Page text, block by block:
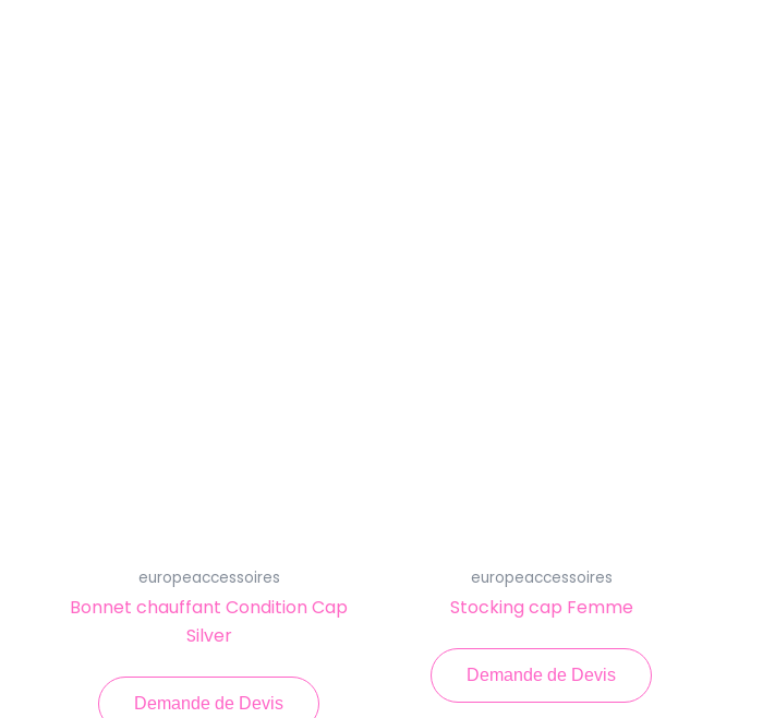
europeaccessoires
Bonnet chauffant Condition Cap
Silver
Demande de Devis
europeaccessoires
Stocking cap Femme
Demande de Devis